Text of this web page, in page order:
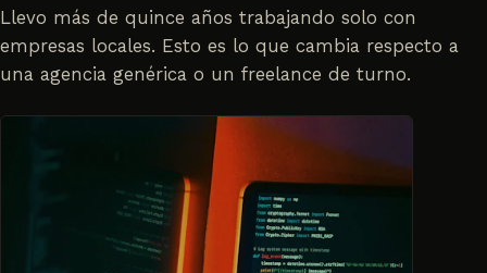
Llevo más de quince años trabajando solo con
empresas locales. Esto es lo que cambia respecto a
una agencia genérica o un freelance de turno.